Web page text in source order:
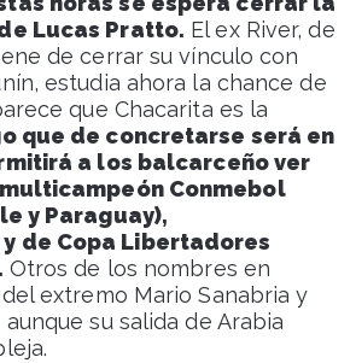
Lucas Pratto. El ex River, de
de cerrar su vínculo con
estudia ahora la chance de
que Chacarita es la
que de concretarse será en
a los balcarceño ver
Conmebol
y Paraguay),
de Copa Libertadores
Otros de los nombres en
extremo Mario Sanabria y
aunque su salida de Arabia